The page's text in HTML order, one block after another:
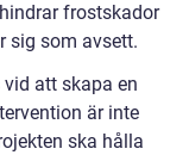
frostskador
sig som avsett.
att skapa en
är inte
ska hålla